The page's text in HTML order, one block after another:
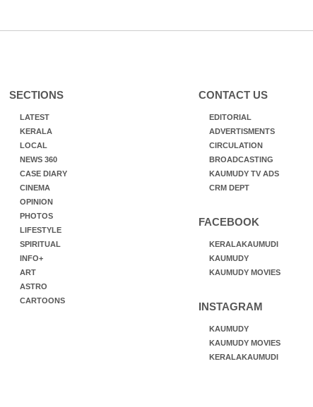
SECTIONS
LATEST
KERALA
LOCAL
NEWS 360
CASE DIARY
CINEMA
OPINION
PHOTOS
LIFESTYLE
SPIRITUAL
INFO+
ART
ASTRO
CARTOONS
CONTACT US
EDITORIAL
ADVERTISMENTS
CIRCULATION
BROADCASTING
KAUMUDY TV ADS
CRM DEPT
FACEBOOK
KERALAKAUMUDI
KAUMUDY
KAUMUDY MOVIES
INSTAGRAM
KAUMUDY
KAUMUDY MOVIES
KERALAKAUMUDI